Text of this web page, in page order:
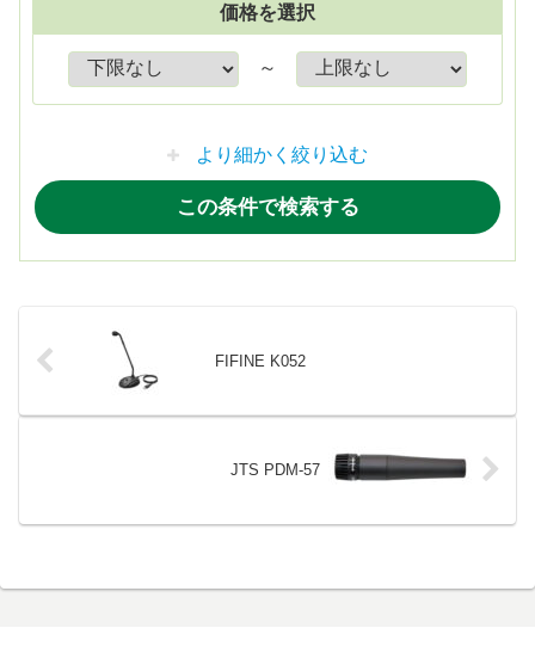
価格を選択
～
より細かく絞り込む
FIFINE K052
JTS PDM-57